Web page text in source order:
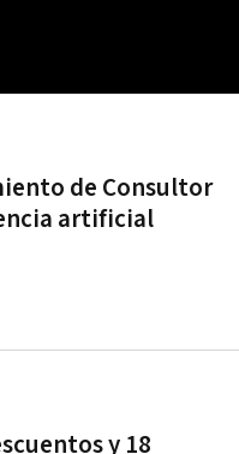
de Consultor
artificial
y 18